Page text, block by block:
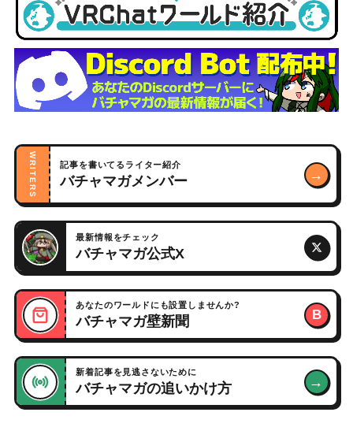
WRITERS 記事を書いてるライター紹介
バチャマガメンバー →
最新情報をチェック
バチャマガ公式X
あなたのワールドにも設置しませんか?
バチャマガ壁新聞 B
新着記事を見逃さないために
バチャマガの追いかけ方 →